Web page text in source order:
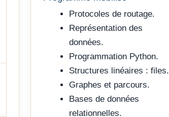
Protocoles de routage.
Représentation des
données.
Programmation Python.
Structures linéaires : files.
Graphes et parcours.
Bases de données
relationnelles.